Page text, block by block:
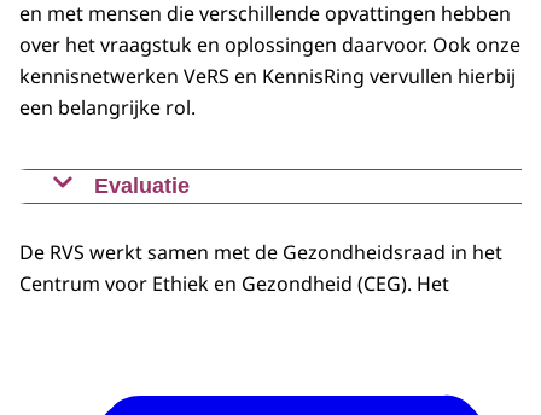
en met mensen die verschillende opvattingen hebben
over het vraagstuk en oplossingen daarvoor. Ook onze
kennisnetwerken VeRS en KennisRing vervullen hierbij
een belangrijke rol.
Evaluatie
De RVS werkt samen met de Gezondheidsraad in het
Centrum voor Ethiek en Gezondheid (CEG). Het